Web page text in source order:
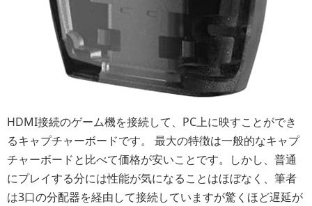
HDMI接続のゲーム機を接続して、PC上に映すことができ
るキャプチャーボードです。 最大の特徴は一般的なキャプ
チャーボードと比べて価格が安いことです。しかし、普通
にプレイする分には性能が気になることはほぼなく、筆者
は3口の分配器を経由して接続していますが驚くほど遅延が